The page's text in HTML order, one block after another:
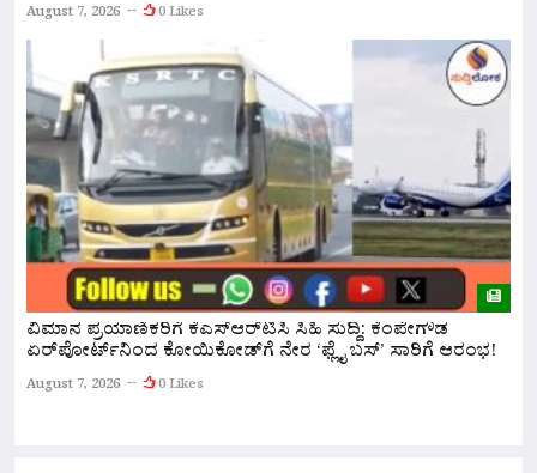
August 7, 2026 0 Likes
ವಿಮಾನ ಪ್ರಯಾಣಿಕರಿಗೆ ಕೆಎಸ್‌ಆರ್‌ಟಿಸಿ ಸಿಹಿ ಸುದ್ದಿ: ಕೆಂಪೇಗೌಡ
ಏರ್‌ಪೋರ್ಟ್‌ನಿಂದ ಕೋಯಿಕೋಡ್‌ಗೆ ನೇರ ‘ಫ್ಲೈ ಬಸ್’ ಸಾರಿಗೆ ಆರಂಭ!
August 7, 2026 0 Likes